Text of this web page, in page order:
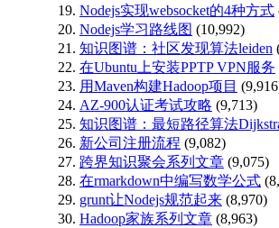
Nodejs实现websocket的4种方式
Nodejs学习路线图 (10,992)
知识图谱：社区发现算法leiden
在Ubuntu上安装PPTP VPN服务
用Maven构建Hadoop项目
AZ-900认证考试攻略 (9,713)
知识图谱：最短路径算法
新公司注册流程 (9,082)
跨界知识聚会系列文章 (9,075)
在rmarkdown中编写数学公式
grunt让Nodejs规范起来 (8,970)
Hadoop家族系列文章 (8,963)